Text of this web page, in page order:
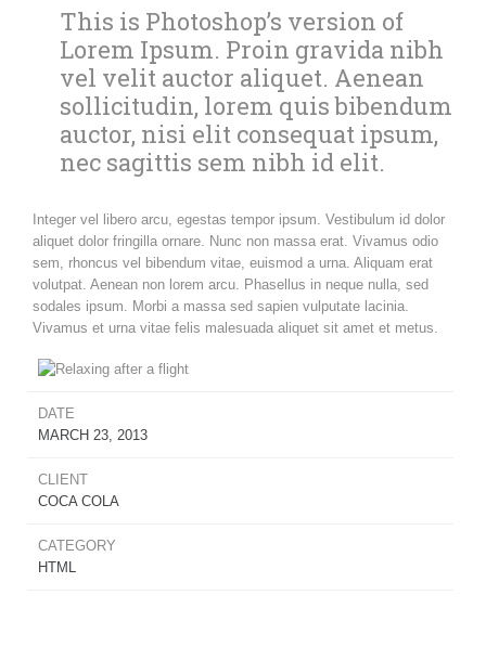
This is Photoshop’s version of
Lorem Ipsum. Proin gravida nibh
vel velit auctor aliquet. Aenean
sollicitudin, lorem quis bibendum
auctor, nisi elit consequat ipsum,
nec sagittis sem nibh id elit.
Integer vel libero arcu, egestas tempor ipsum. Vestibulum id dolor
aliquet dolor fringilla ornare. Nunc non massa erat. Vivamus odio
sem, rhoncus vel bibendum vitae, euismod a urna. Aliquam erat
volutpat. Aenean non lorem arcu. Phasellus in neque nulla, sed
sodales ipsum. Morbi a massa sed sapien vulputate lacinia.
Vivamus et urna vitae felis malesuada aliquet sit amet et metus.
DATE
MARCH 23, 2013
CLIENT
COCA COLA
CATEGORY
HTML